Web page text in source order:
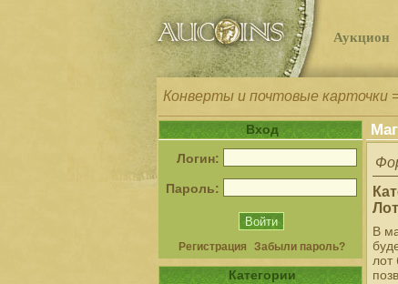
Аукцион
Конверты и почтовые карточки
Вход
Логин:
Пароль:
Регистрация Забыли пароль?
Категории
В
лот